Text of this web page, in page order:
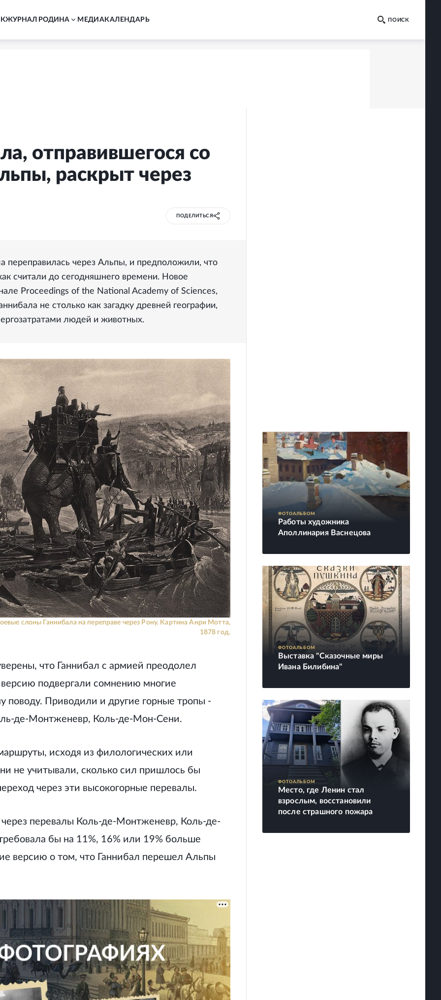
ЖУРНАЛ РОДИНА MЕДИА КАЛЕНДАРЬ
отправившегося со
раскрыт через
ПОДЕЛИТЬСЯ
переправилась через Альпы, и предположили, что
считали до сегодняшнего времени. Новое
Proceedings of the National Academy of Sciences,
не столько как загадку древней географии,
людей и животных.
слоны Ганнибала на переправе через Рону. Картина Анри Мотта,
1878 год.
что Ганнибал с армией преодолел
подвергали сомнению многие
поводу. Приводили и другие горные тропы -
де-Монтженевр, Коль-де-Мон-Сени.
исходя из филологических или
не учитывали, сколько сил пришлось бы
через эти высокогорные перевалы.
через перевалы Коль-де-Монтженевр, Коль-де-
бы на 11%, 16% или 19% больше
версию о том, что Ганнибал перешел Альпы
ФОТОАЛЬБОМ
Работы художника
Аполлинария Васнецова
ФОТОАЛЬБОМ
Выставка "Сказочные миры
Ивана Билибина"
ФОТОАЛЬБОМ
Место, где Ленин стал
взрослым, восстановили
после страшного пожара